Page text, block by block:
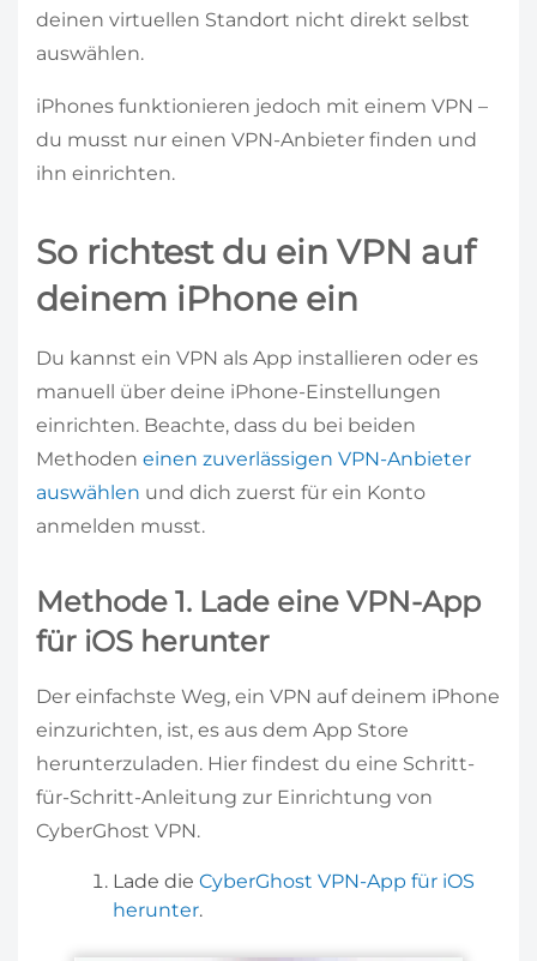
deinen virtuellen Standort nicht direkt selbst
auswählen.
iPhones funktionieren jedoch mit einem VPN –
du musst nur einen VPN-Anbieter finden und
ihn einrichten.
So richtest du ein VPN auf
deinem iPhone ein
Du kannst ein VPN als App installieren oder es
manuell über deine iPhone-Einstellungen
einrichten. Beachte, dass du bei beiden
Methoden einen zuverlässigen VPN-Anbieter
auswählen und dich zuerst für ein Konto
anmelden musst.
Methode 1. Lade eine VPN-App
für iOS herunter
Der einfachste Weg, ein VPN auf deinem iPhone
einzurichten, ist, es aus dem App Store
herunterzuladen. Hier findest du eine Schritt-
für-Schritt-Anleitung zur Einrichtung von
CyberGhost VPN.
Lade die CyberGhost VPN-App für iOS
herunter.